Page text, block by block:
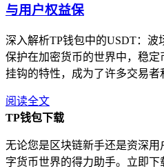
与用户权益保
深入解析TP钱包中的USDT：
保护在加密货币的世界中，稳定
挂钩的特性，成为了许多交易者
阅读全文
TP钱包下载
无论您是区块链新手还是资深
字货币世界的得力助手。立即